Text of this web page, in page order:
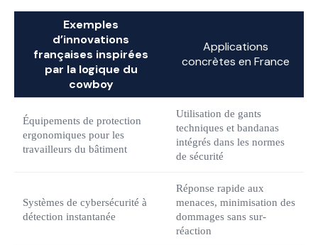
Exemples
d’innovations
françaises inspirées
par la logique du
cowboy
Applications
concrètes en France
Équipements de protection
ergonomiques pour les
travailleurs du bâtiment
Utilisation de gants
techniques et bandanas
intégrés dans les normes
de sécurité
Systèmes de cybersécurité à
détection instantanée
Réponse rapide aux
menaces, minimisation des
dommages sans sur-
réaction